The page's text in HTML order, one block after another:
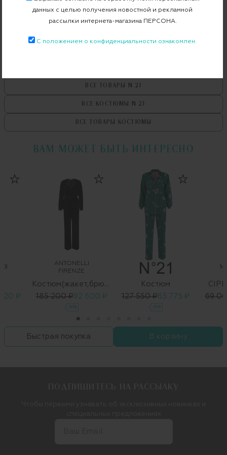
Бесплатная примерка в пункте выдачи
ВСЕ ТОВАРЫ N 21
ВСЕ КОСТЮМЫ N 21
ВСЕ ТОВАРЫ КОСТЮМЫ
ВАМ МОЖЕТ БЫТЬ ИНТЕРЕСНО
₽
ANTONELLI
FIRENZE
185 200 ₽92 600 ₽
-50%
Костюм
127 550 ₽63 775 ₽
-50%
69
Быстрая покупка В корзину
данных с целью получения новостной и рекламной
рассылки интернета-магазина ПЕРСОНА.
С положением о конфиденциальности ознакомлен.